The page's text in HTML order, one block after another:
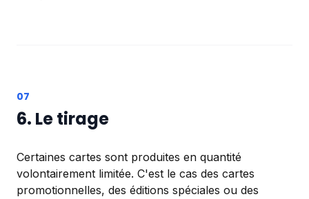
6. Le tirage
Certaines cartes sont produites en quantité
volontairement limitée. C'est le cas des cartes
promotionnelles, des éditions spéciales ou des